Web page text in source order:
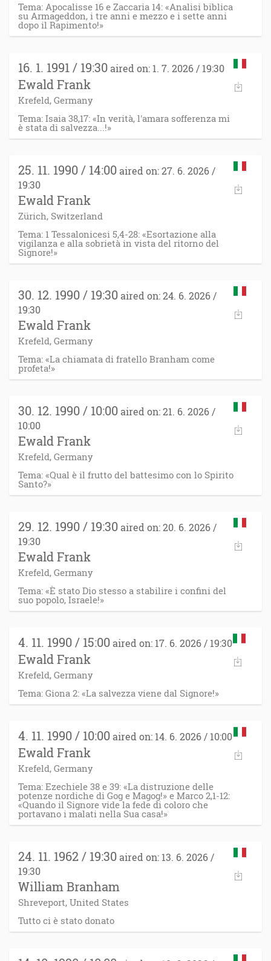
Tema: Apocalisse 16 e Zaccaria 14: «Analisi biblica
su Armageddon, i tre anni e mezzo e i sette anni
dopo il Rapimento!»
16. 1. 1991 / 19:30 aired on: 1. 7. 2026 / 19:30
Ewald Frank
Krefeld, Germany
Tema: Isaia 38,17: «In verità, l'amara sofferenza mi
è stata di salvezza...!»
25. 11. 1990 / 14:00 aired on: 27. 6. 2026 /
19:30
Ewald Frank
Zürich, Switzerland
Tema: 1 Tessalonicesi 5,4-28: «Esortazione alla
vigilanza e alla sobrietà in vista del ritorno del
Signore!»
30. 12. 1990 / 19:30 aired on: 24. 6. 2026 /
19:30
Ewald Frank
Krefeld, Germany
Tema: «La chiamata di fratello Branham come
profeta!»
30. 12. 1990 / 10:00 aired on: 21. 6. 2026 /
10:00
Ewald Frank
Krefeld, Germany
Tema: «Qual è il frutto del battesimo con lo Spirito
Santo?»
29. 12. 1990 / 19:30 aired on: 20. 6. 2026 /
19:30
Ewald Frank
Krefeld, Germany
Tema: «È stato Dio stesso a stabilire i confini del
suo popolo, Israele!»
4. 11. 1990 / 15:00 aired on: 17. 6. 2026 / 19:30
Ewald Frank
Krefeld, Germany
Tema: Giona 2: «La salvezza viene dal Signore!»
4. 11. 1990 / 10:00 aired on: 14. 6. 2026 / 10:00
Ewald Frank
Krefeld, Germany
Tema: Ezechiele 38 e 39: «La distruzione delle
potenze nordiche di Gog e Magog!» e Marco 2,1-12:
«Quando il Signore vide la fede di coloro che
portavano i malati nella Sua casa!»
24. 11. 1962 / 19:30 aired on: 13. 6. 2026 /
19:30
William Branham
Shreveport, United States
Tutto ci è stato donato